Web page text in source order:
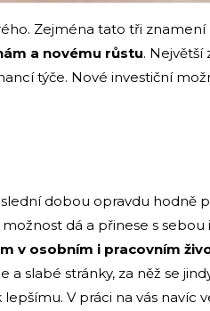
Zejména tato tři
a novému růstu. Největší
týče. Nové investiční
dobou opravdu hodně
dá a přinese s sebou i
v osobním i pracovním
a slabé stránky, za něž se
V práci na vás navíc